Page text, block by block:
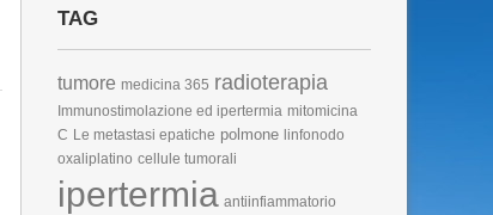
TAG
tumore medicina 365 radioterapia
Immunostimolazione ed ipertermia mitomicina
C Le metastasi epatiche polmone linfonodo
oxaliplatino cellule tumorali
ipertermia antiinfiammatorio